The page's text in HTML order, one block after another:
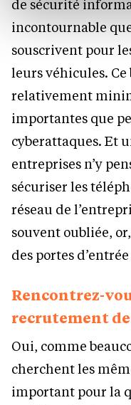
protection des
de sécurité
incontournable
souscrivent pour
leurs véhicules.
relativement
importantes que
cyberattaques. Et
entreprises n’y
sécuriser les
réseau de
souvent oubliée,
des portes
Rencontrez-
recrutement
Oui, comme
cherchent les
important pour la